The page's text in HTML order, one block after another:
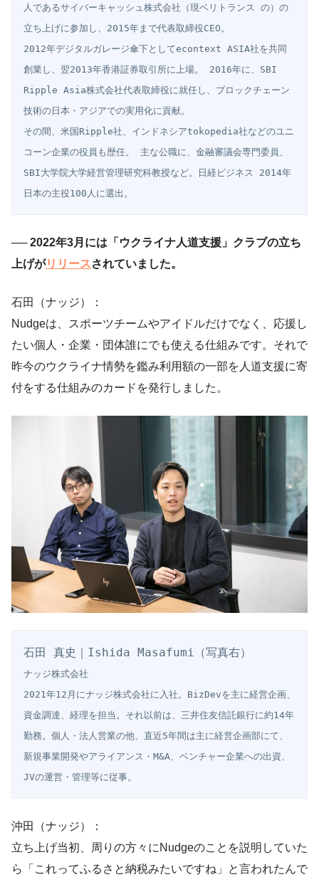
人であるサイバーキャッシュ株式会社（現ベリトランス の）の
立ち上げに参加し、2015年まで代表取締役CEO。
2012年デジタルガレージ傘下としてecontext ASIA社を共同
創業し、翌2013年香港証券取引所に上場。 2016年に、SBI
Ripple Asia株式会社代表取締役に就任し、ブロックチェーン
技術の日本・アジアでの実用化に貢献。
その間、米国Ripple社、インドネシアtokopedia社などのユニ
コーン企業の役員も歴任。 主な公職に、金融審議会専門委員、
SBI大学院大学経営管理研究科教授など。日経ビジネス 2014年
日本の主役100人に選出。
── 2022年3月には「ウクライナ人道支援」クラブの立ち
上げがリリースされていました。
石田（ナッジ）：
Nudgeは、スポーツチームやアイドルだけでなく、応援し
たい個人・企業・団体誰にでも使える仕組みです。それで
昨今のウクライナ情勢を鑑み利用額の一部を人道支援に寄
付をする仕組みのカードを発行しました。
ナッジ株式会社
2021年12月にナッジ株式会社に入社。BizDevを主に経営企画、
資金調達、経理を担当。それ以前は、三井住友信託銀行に約14年
勤務。個人・法人営業の他、直近5年間は主に経営企画部にて、
新規事業開発やアライアンス・M&A、ベンチャー企業への出資、
JVの運営・管理等に従事。
沖田（ナッジ）：
立ち上げ当初、周りの方々にNudgeのことを説明していた
ら「これってふるさと納税みたいですね」と言われたんで